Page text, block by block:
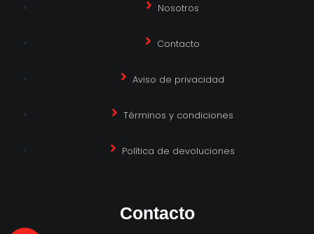
Nosotros
Contacto
Aviso de privacidad
Términos y condiciones
Política de devoluciones
Contacto